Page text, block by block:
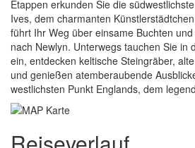
Etappen erkunden Sie die
Ives, dem charmanten
führt Ihr Weg über einsame Buchten
nach Newlyn. Unterwegs tauchen Sie in
ein, entdecken keltische Steingräber,
und genießen atemberaubende
westlichsten Punkt Englands, dem